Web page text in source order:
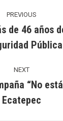
PREVIOUS
post:
de 46 años
NEXT
post:
“No
Ecatepec